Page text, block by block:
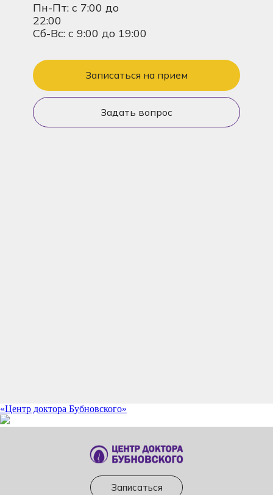
Пн-Пт: с 7:00 до
22:00
Сб-Вс: с 9:00 до 19:00
Записаться на прием
Задать вопрос
«Центр доктора Бубновского»
Записаться